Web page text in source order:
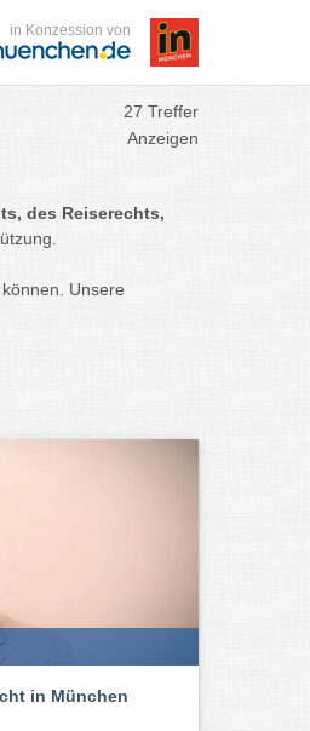
in Konzession von
27 Treffer
Anzeigen
des Reiserechts,
Unsere
in München